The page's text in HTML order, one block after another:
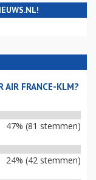
AIR FRANCE-KLM?
47% (81 stemmen)
24% (42 stemmen)